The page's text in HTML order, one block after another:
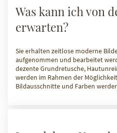
Was kann ich von
erwarten?
Sie erhalten zeitlose moderne
aufgenommen und bearbeitet
dezente Grundretusche,
werden im Rahmen der
Bildausschnitte und Farben